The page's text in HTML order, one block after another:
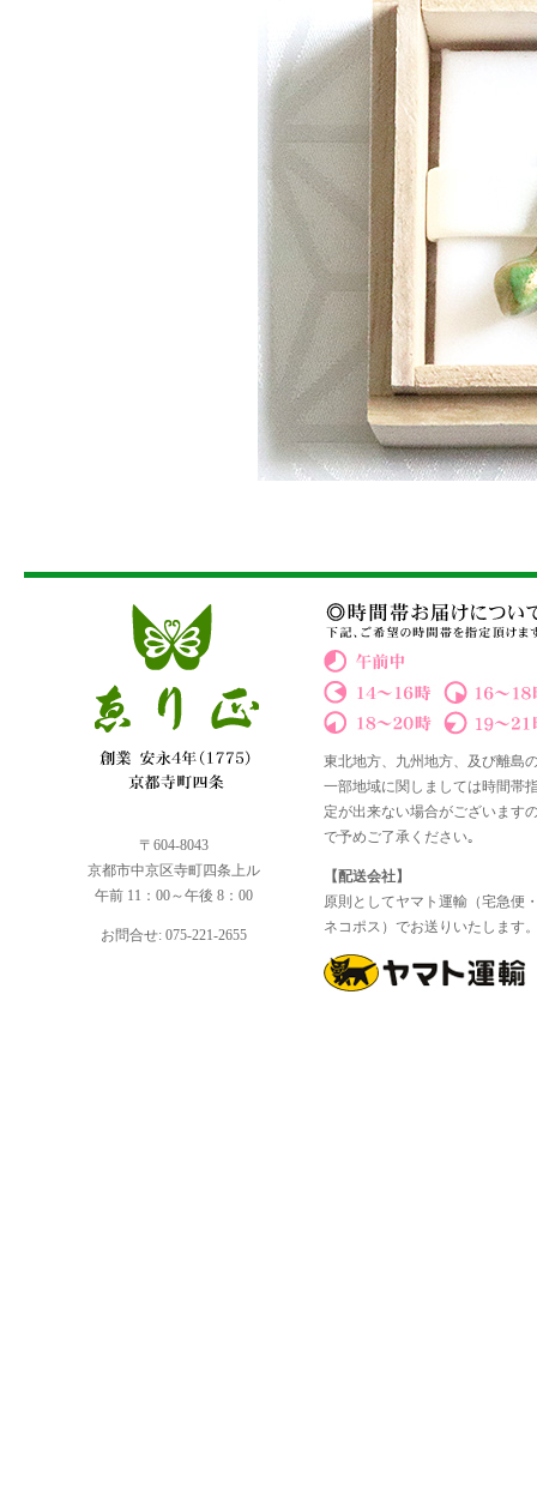
〒604-8043
京都市中京区寺町四条上ル
午前 11：00～午後 8：00
お問合せ: 075-221-2655
東北地方、九州地方、及び離島
一部地域に関しましては時間帯
定が出来ない場合がございます
で予めご了承ください｡
【配送会社】
原則としてヤマト運輸（宅急便
ネコポス）でお送りいたします